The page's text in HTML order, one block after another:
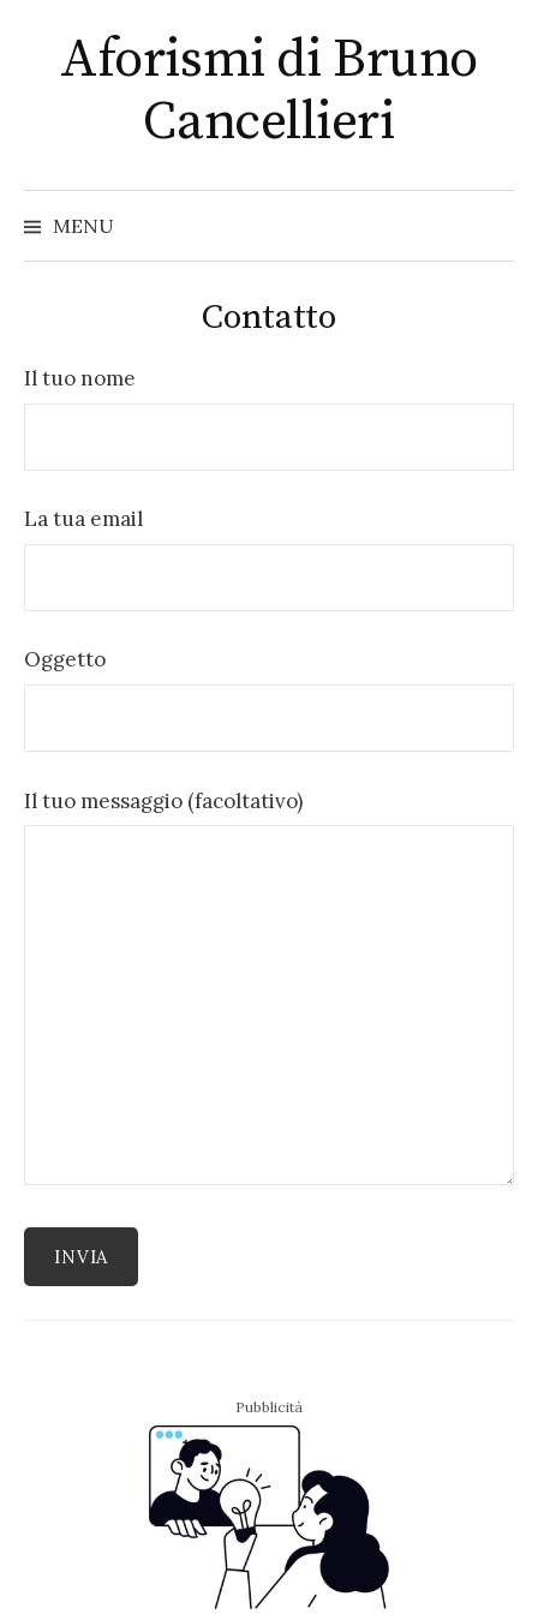
content
Aforismi di Bruno
Cancellieri
MENU
Contatto
Il tuo nome
La tua email
Oggetto
Il tuo messaggio (facoltativo)
Pubblicità